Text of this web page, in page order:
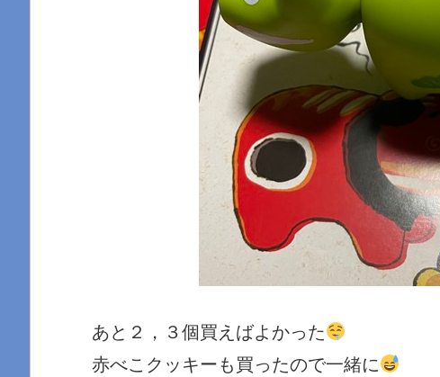
あと２，３個買えばよかった
赤べこクッキーも買ったので一緒に